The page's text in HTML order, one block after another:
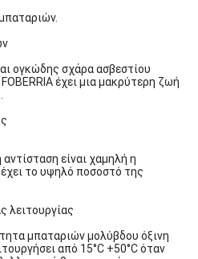
ογκώδης σχάρα ασβεστίου
FOBERRIAέχει μια μακρύτερη ζωή
είναι χαμηλή η
το υψηλό ποσοστό της
λειτουργίας
μπαταριών μολύβδου όξινη
από 15°C +50°C όταν